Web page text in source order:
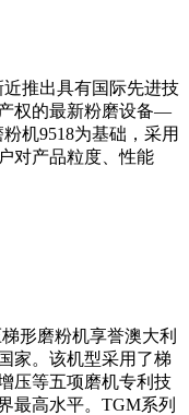
推出具有国际先进技
权的最新粉磨设备—
机9518为基础，采用
对产品粒度、性能
形磨粉机享誉澳大利
家。该机型采用了梯
压等五项磨机专利技
最高水平。TGM系列